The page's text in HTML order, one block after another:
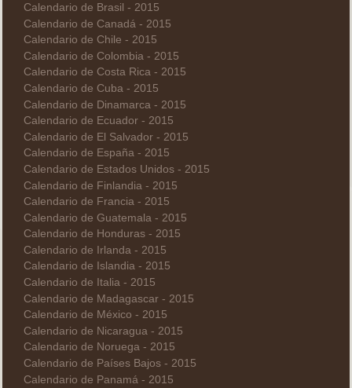
Calendario de Brasil - 2015
Calendario de Canadá - 2015
Calendario de Chile - 2015
Calendario de Colombia - 2015
Calendario de Costa Rica - 2015
Calendario de Cuba - 2015
Calendario de Dinamarca - 2015
Calendario de Ecuador - 2015
Calendario de El Salvador - 2015
Calendario de España - 2015
Calendario de Estados Unidos - 2015
Calendario de Finlandia - 2015
Calendario de Francia - 2015
Calendario de Guatemala - 2015
Calendario de Honduras - 2015
Calendario de Irlanda - 2015
Calendario de Islandia - 2015
Calendario de Italia - 2015
Calendario de Madagascar - 2015
Calendario de México - 2015
Calendario de Nicaragua - 2015
Calendario de Noruega - 2015
Calendario de Países Bajos - 2015
Calendario de Panamá - 2015